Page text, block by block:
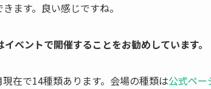
ます。良い感じですね。
ベントで開催することをお勧めしています。
在で14種類あります。会場の種類は公式ペー